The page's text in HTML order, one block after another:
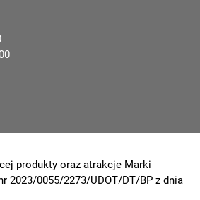
produkty oraz atrakcje Marki
2023/0055/2273/UDOT/DT/BP z dnia